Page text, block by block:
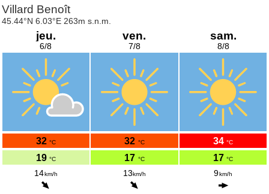
Villard Benoît
45.44°N 6.03°E 263m s.n.m.
jeu.
6/8
32 °C
19 °C
14km/h
ven.
7/8
32 °C
17 °C
13km/h
sam.
8/8
34 °C
17 °C
9km/h